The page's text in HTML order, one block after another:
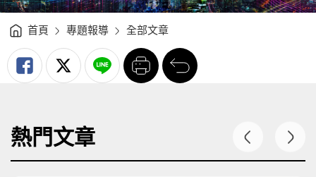
首頁 專題報導 全部文章
列
印
回
前
一
頁
熱門文章